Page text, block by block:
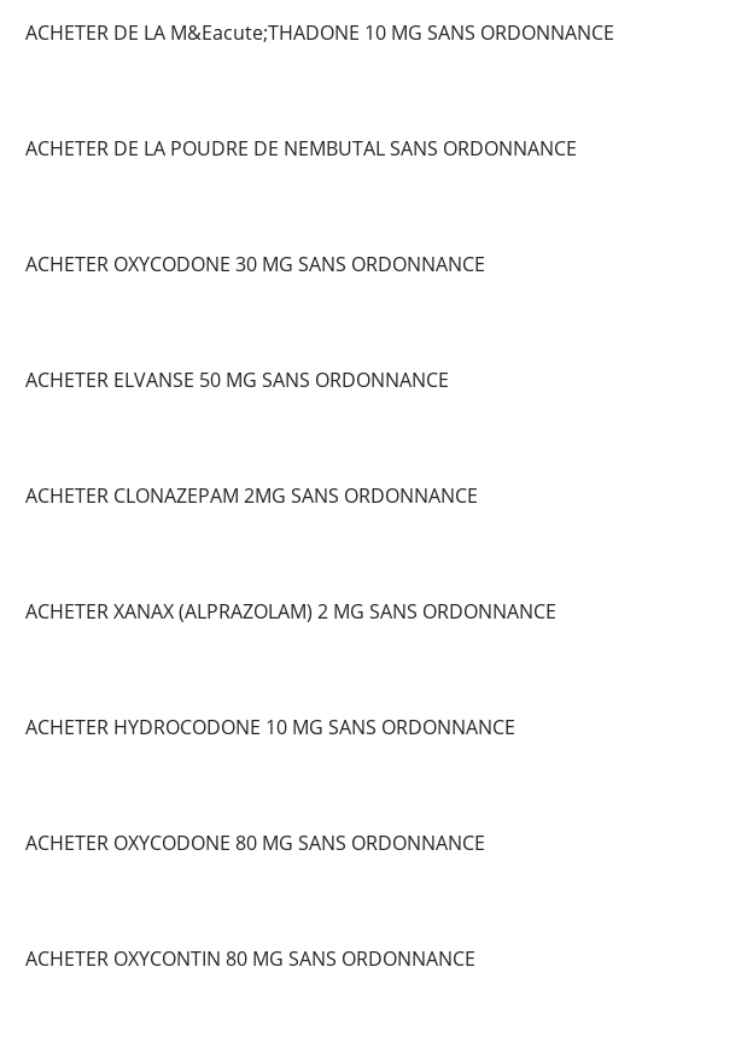
ACHETER DE LA M&Eacute;THADONE 10 MG SANS ORDONNANCE
ACHETER DE LA POUDRE DE NEMBUTAL SANS ORDONNANCE
ACHETER OXYCODONE 30 MG SANS ORDONNANCE
ACHETER ELVANSE 50 MG SANS ORDONNANCE
ACHETER CLONAZEPAM 2MG SANS ORDONNANCE
ACHETER XANAX (ALPRAZOLAM) 2 MG SANS ORDONNANCE
ACHETER HYDROCODONE 10 MG SANS ORDONNANCE
ACHETER OXYCODONE 80 MG SANS ORDONNANCE
ACHETER OXYCONTIN 80 MG SANS ORDONNANCE